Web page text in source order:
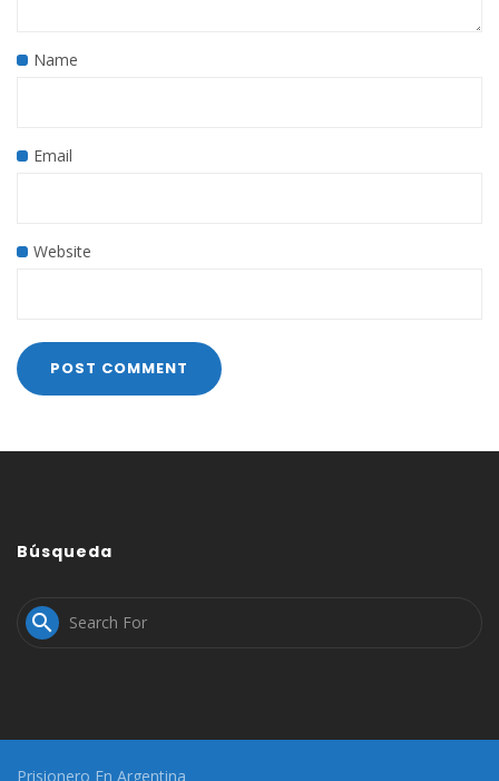
Name
Email
Website
Búsqueda

Prisionero En Argentina